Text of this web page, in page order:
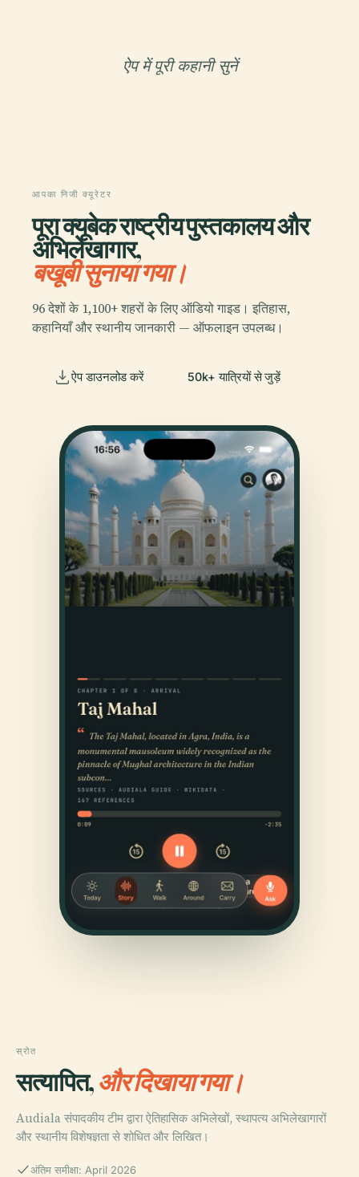
ऐप में पूरी कहानी सुनें
आपका निजी क्यूरेटर
पूरा क्यूबेक राष्ट्रीय पुस्तकालय और
अभिलेखागार,
बखूबी सुनाया गया।
96 देशों के 1,100+ शहरों के लिए ऑडियो गाइड। इतिहास,
कहानियाँ और स्थानीय जानकारी — ऑफलाइन उपलब्ध।
ऐप डाउनलोड करें 50k+ यात्रियों से जुड़ें
स्रोत
सत्यापित,और दिखाया गया।
Audiala संपादकीय टीम द्वारा ऐतिहासिक अभिलेखों, स्थापत्य अभिलेखागारों
और स्थानीय विशेषज्ञता से शोधित और लिखित।
अंतिम समीक्षा: April 2026